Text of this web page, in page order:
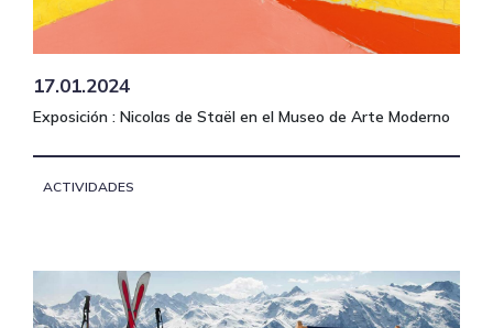
17.01.2024
Exposición : Nicolas de Staël en el Museo de Arte Moderno
ACTIVIDADES